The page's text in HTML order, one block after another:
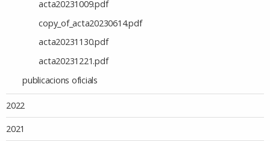
acta20231009.pdf
copy_of_acta20230614.pdf
acta20231130.pdf
acta20231221.pdf
publicacions oficials
2022
2021